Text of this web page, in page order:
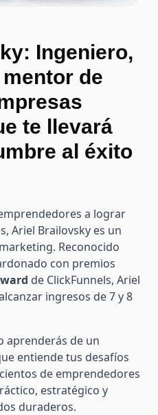
Ingeniero,
de
te llevará
al éxito
a lograr
Ariel Brailovsky es un
Reconocido
con premios
de ClickFunnels, Ariel
ingresos de 7 y 8
aprenderás de un
entiende tus desafíos
de emprendedores
estratégico y
duraderos.